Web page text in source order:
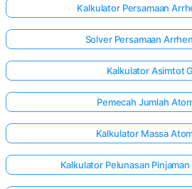
Kalkulator Persamaan
Solver Persamaan
Kalkulator Asimtot
Pemecah Jumlah
Kalkulator Massa
Kalkulator Pelunasan